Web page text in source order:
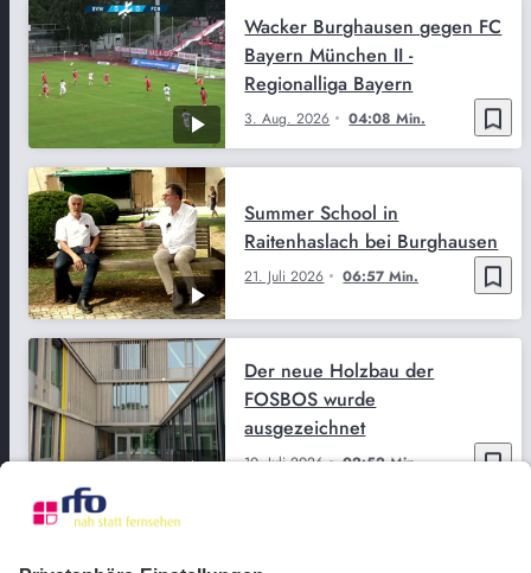
bookmark_border
3. Aug. 2026 04:08 Min.
Wacker Burghausen gegen FC
Bayern München II -
Regionalliga Bayern
bookmark_border
21. Juli 2026 06:57 Min.
Summer School in
Raitenhaslach bei Burghausen
bookmark_border
10. Juli 2026 02:52 Min.
Der neue Holzbau der
FOSBOS wurde
ausgezeichnet